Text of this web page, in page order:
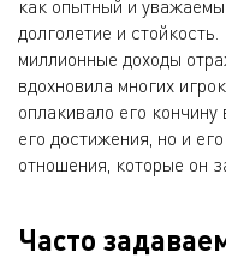
как опытный и
долголетие и
миллионные доходы
вдохновила многих
оплакивало его кончину
его достижения, но и
отношения, которые он
Часто